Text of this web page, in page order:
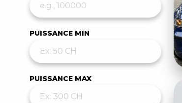
PUISSANCE MIN
PUISSANCE MAX